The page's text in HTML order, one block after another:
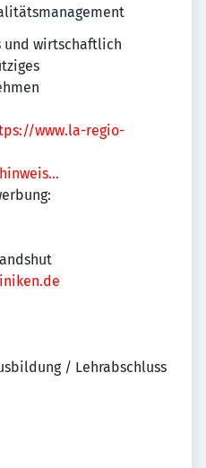
und wirtschaftlich
www.la-regio-
/ Lehrabschluss